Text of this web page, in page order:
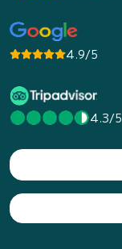
4.9/5
4.3/5